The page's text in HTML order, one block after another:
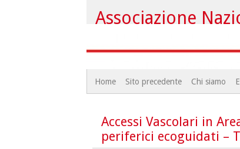
Associazione
Home Sito precedente Chi siamo
Accessi Vascolari in
periferici ecoguidati –